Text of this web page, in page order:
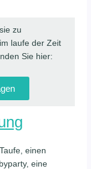
zu
laufe der Zeit
Sie hier:
einen
eine